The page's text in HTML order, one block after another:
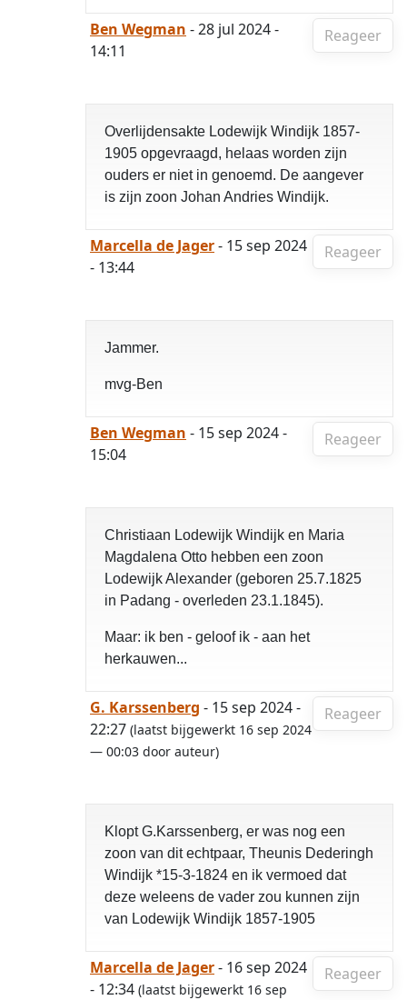
Reageer
Ben Wegman - 28 jul 2024 -
14:11
Overlijdensakte Lodewijk Windijk 1857-
1905 opgevraagd, helaas worden zijn
ouders er niet in genoemd. De aangever
is zijn zoon Johan Andries Windijk.
Reageer
Marcella de Jager- 15 sep 2024
- 13:44
Jammer.
mvg-Ben
Reageer
Ben Wegman - 15 sep 2024 -
15:04
Christiaan Lodewijk Windijk en Maria
Magdalena Otto hebben een zoon
Lodewijk Alexander (geboren 25.7.1825
in Padang - overleden 23.1.1845).
Maar: ik ben - geloof ik - aan het
herkauwen...
Reageer
G. Karssenberg - 15 sep 2024 -
22:27 (laatst bijgewerkt 16 sep 2024
— 00:03 door auteur)
Klopt G.Karssenberg, er was nog een
zoon van dit echtpaar, Theunis Dederingh
Windijk *15-3-1824 en ik vermoed dat
deze weleens de vader zou kunnen zijn
van Lodewijk Windijk 1857-1905
Reageer
Marcella de Jager- 16 sep 2024
- 12:34 (laatst bijgewerkt 16 sep